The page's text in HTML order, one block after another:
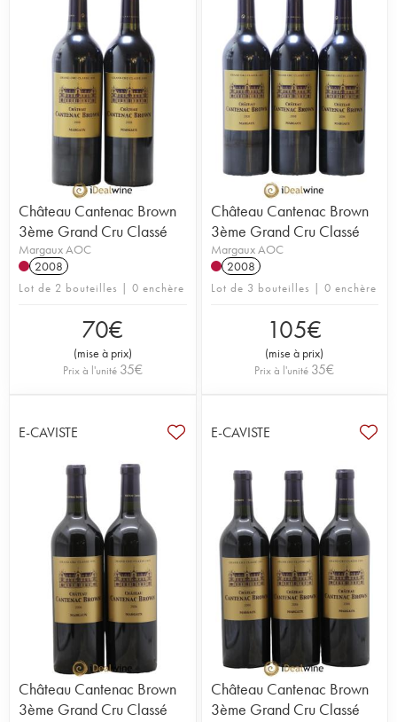
Château Cantenac Brown
3ème Grand Cru Classé
Margaux AOC
2008
Lot de 2 bouteilles | 0 enchère
70€
(mise à prix)
Prix à l'unité 35€
Château Cantenac Brown
3ème Grand Cru Classé
Margaux AOC
2008
Lot de 3 bouteilles | 0 enchère
105€
(mise à prix)
Prix à l'unité 35€
E-CAVISTE
Château Cantenac Brown
3ème Grand Cru Classé
E-CAVISTE
Château Cantenac Brown
3ème Grand Cru Classé